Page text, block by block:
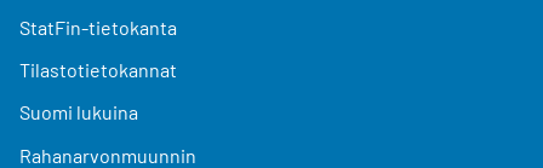
StatFin-tietokanta
Tilastotietokannat
Suomi lukuina
Rahanarvonmuunnin